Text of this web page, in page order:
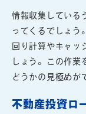
情報収集している
ってくるでしょう
回り計算やキャッ
しょう。この作業
どうかの見極めが
不動産投資ロ